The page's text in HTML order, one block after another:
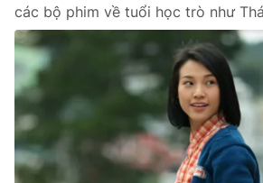
các bộ phim về tuổi học trò như